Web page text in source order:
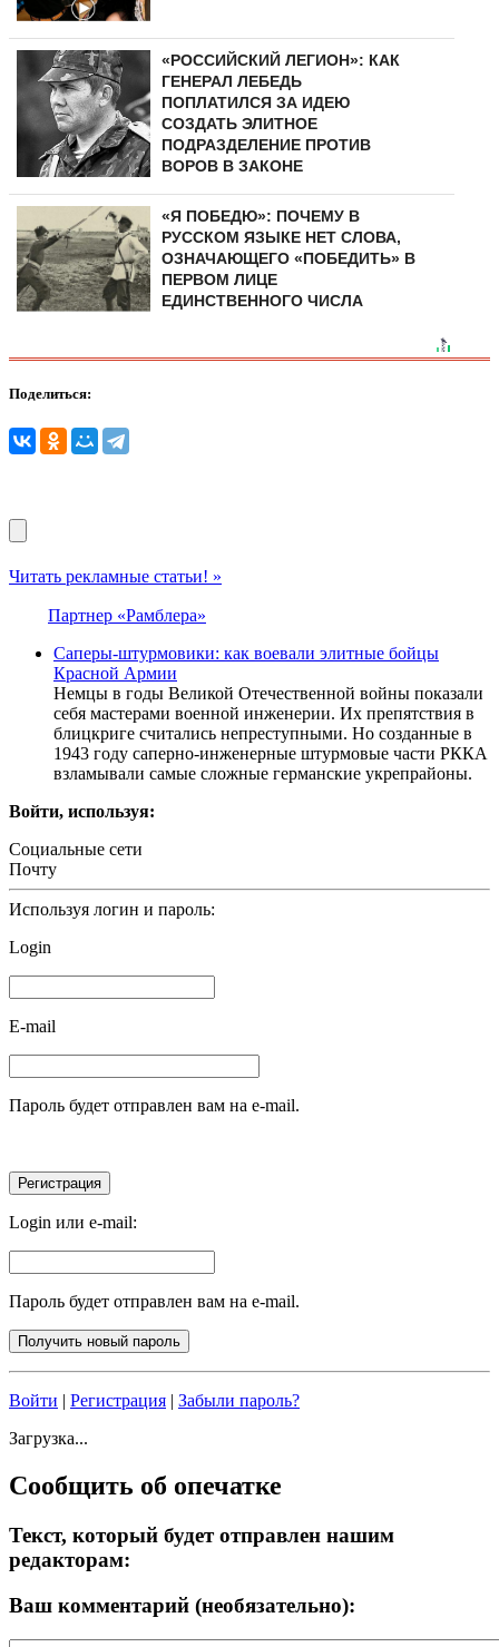
«РОССИЙСКИЙ ЛЕГИОН»: КАК
ГЕНЕРАЛ ЛЕБЕДЬ
ПОПЛАТИЛСЯ ЗА ИДЕЮ
СОЗДАТЬ ЭЛИТНОЕ
ПОДРАЗДЕЛЕНИЕ ПРОТИВ
ВОРОВ В ЗАКОНЕ
«Я ПОБЕДЮ»: ПОЧЕМУ В
РУССКОМ ЯЗЫКЕ НЕТ СЛОВА,
ОЗНАЧАЮЩЕГО «ПОБЕДИТЬ» В
ПЕРВОМ ЛИЦЕ
ЕДИНСТВЕННОГО ЧИСЛА
Поделиться:
Читать рекламные статьи! »
Партнер «Рамблера»
Саперы-штурмовики: как воевали элитные бойцы
Красной Армии
Немцы в годы Великой Отечественной войны показали
себя мастерами военной инженерии. Их препятствия в
блицкриге считались непреступными. Но созданные в
1943 году саперно-инженерные штурмовые части РККА
взламывали самые сложные германские укрепрайоны.
Войти, используя:
Социальные сети
Почту
Используя логин и пароль:
Login
E-mail
Пароль будет отправлен вам на e-mail.
Login или e-mail:
Пароль будет отправлен вам на e-mail.
Войти Регистрация
Забыли пароль?
Загрузка...
Сообщить об опечатке
Текст, который будет отправлен нашим
редакторам:
Ваш комментарий (необязательно):